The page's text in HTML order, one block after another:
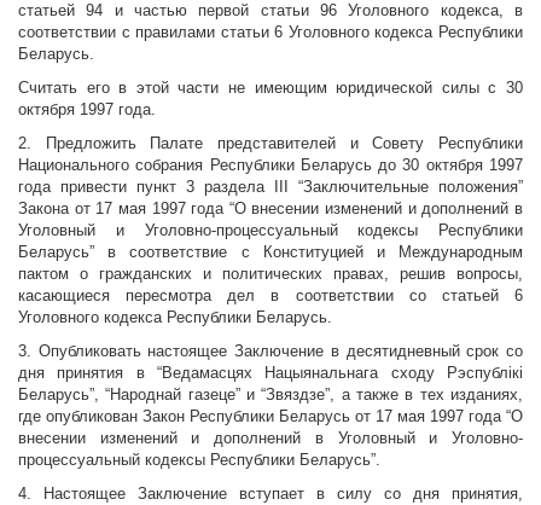
статьей 94 и частью первой статьи 96 Уголовного кодекса, в
соответствии с правилами статьи 6 Уголовного кодекса Республики
Беларусь.
Считать его в этой части не имеющим юридической силы с 30
октября 1997 года.
2. Предложить Палате представителей и Совету Республики
Национального собрания Республики Беларусь до 30 октября 1997
года привести пункт 3 раздела III “Заключительные положения”
Закона от 17 мая 1997 года “О внесении изменений и дополнений в
Уголовный и Уголовно-процессуальный кодексы Республики
Беларусь” в соответствие с Конституцией и Международным
пактом о гражданских и политических правах, решив вопросы,
касающиеся пересмотра дел в соответствии со статьей 6
Уголовного кодекса Республики Беларусь.
3. Опубликовать настоящее Заключение в десятидневный срок со
дня принятия в “Ведамасцях Нацыянальнага сходу Рэспублiкi
Беларусь”, “Народнай газеце” и “Звяздзе”, а также в тех изданиях,
где опубликован Закон Республики Беларусь от 17 мая 1997 года “О
внесении изменений и дополнений в Уголовный и Уголовно-
процессуальный кодексы Республики Беларусь”.
4. Настоящее Заключение вступает в силу со дня принятия,